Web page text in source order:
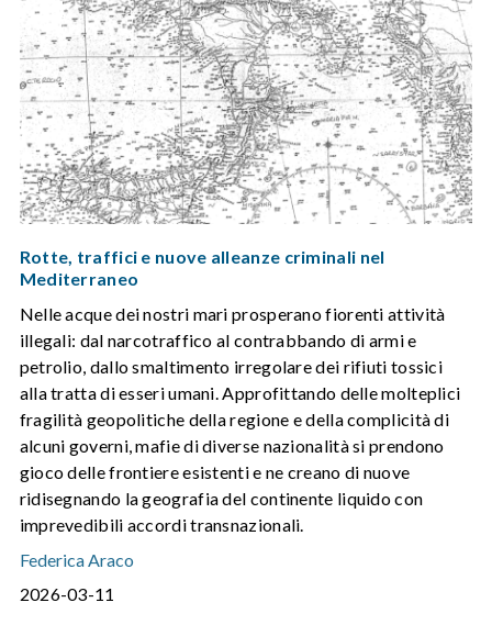
Rotte, traffici e nuove alleanze criminali nel
Mediterraneo
Nelle acque dei nostri mari prosperano fiorenti attività
illegali: dal narcotraffico al contrabbando di armi e
petrolio, dallo smaltimento irregolare dei rifiuti tossici
alla tratta di esseri umani. Approfittando delle molteplici
fragilità geopolitiche della regione e della complicità di
alcuni governi, mafie di diverse nazionalità si prendono
gioco delle frontiere esistenti e ne creano di nuove
ridisegnando la geografia del continente liquido con
imprevedibili accordi transnazionali.
Federica Araco
2026-03-11